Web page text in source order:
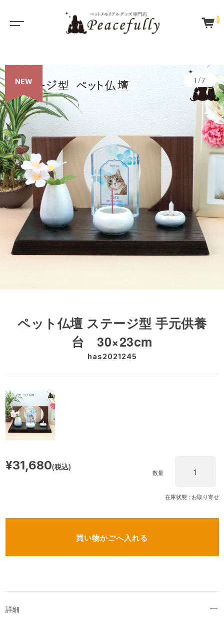
0
1/7
NEW
ペット仏壇 ステージ型 手元供養
台 30×23cm
has2021245
在庫状態 : お取り寄せ
¥31,680(税込)
数量
詳細